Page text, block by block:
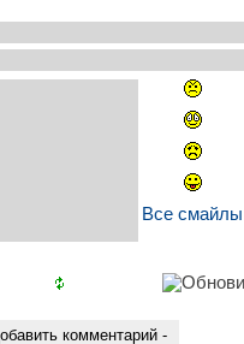
Все смайлы